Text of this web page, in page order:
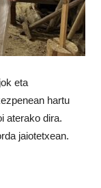
eta
hartu
aterako dira.
jaiotetxean.